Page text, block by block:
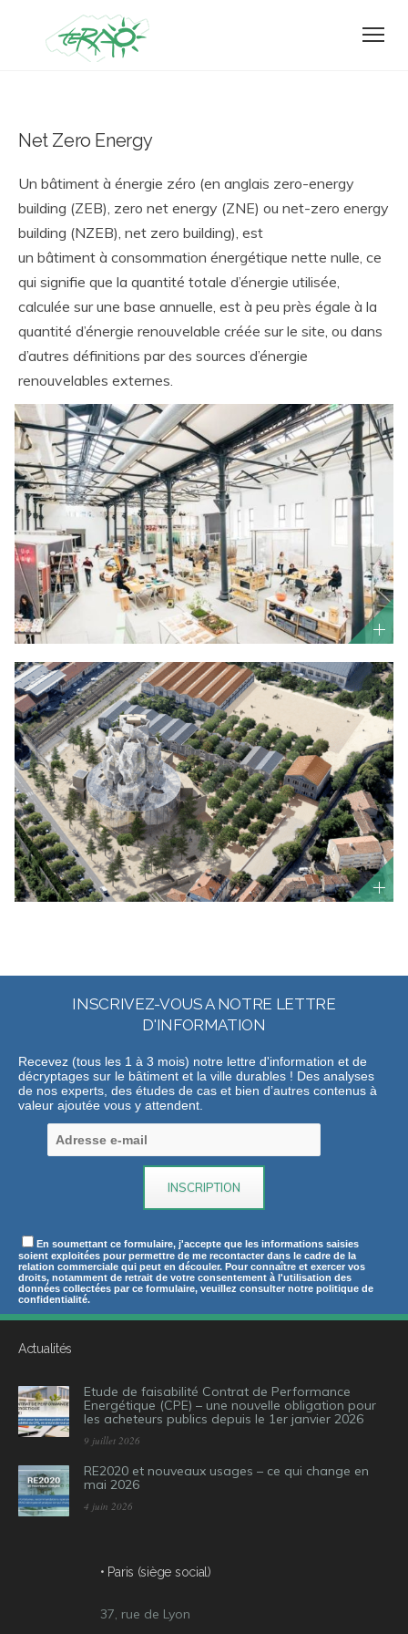
Net Zero Energy
Un bâtiment à énergie zéro (en anglais zero-energy
building (ZEB), zero net energy (ZNE) ou net-zero energy
building (NZEB), net zero building), est
un bâtiment à consommation énergétique nette nulle, ce
qui signifie que la quantité totale d’énergie utilisée,
calculée sur une base annuelle, est à peu près égale à la
quantité d’énergie renouvelable créée sur le site, ou dans
d’autres définitions par des sources d’énergie
renouvelables externes.
INSCRIVEZ-VOUS A NOTRE LETTRE
D'INFORMATION
Recevez (tous les 1 à 3 mois) notre lettre d'information et de
décryptages sur le bâtiment et la ville durables ! Des analyses
de nos experts, des études de cas et bien d’autres contenus à
valeur ajoutée vous y attendent.
En soumettant ce formulaire, j'accepte que les informations saisies
soient exploitées pour permettre de me recontacter dans le cadre de la
relation commerciale qui peut en découler. Pour connaître et exercer vos
droits, notamment de retrait de votre consentement à l'utilisation des
données collectées par ce formulaire, veuillez consulter notre politique de
confidentialité.
Actualités
Etude de faisabilité Contrat de Performance
Energétique (CPE) – une nouvelle obligation pour
les acheteurs publics depuis le 1er janvier 2026
9 juillet 2026
RE2020 et nouveaux usages – ce qui change en
mai 2026
4 juin 2026
• Paris (siège social)
37, rue de Lyon